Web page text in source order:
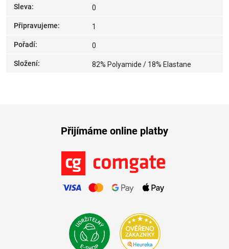
Sleva: 0
Připravujeme: 1
Pořadí: 0
Složení: 82% Polyamide / 18% Elastane
Přijímáme online platby